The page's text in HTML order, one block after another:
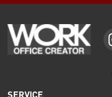
SERVICE